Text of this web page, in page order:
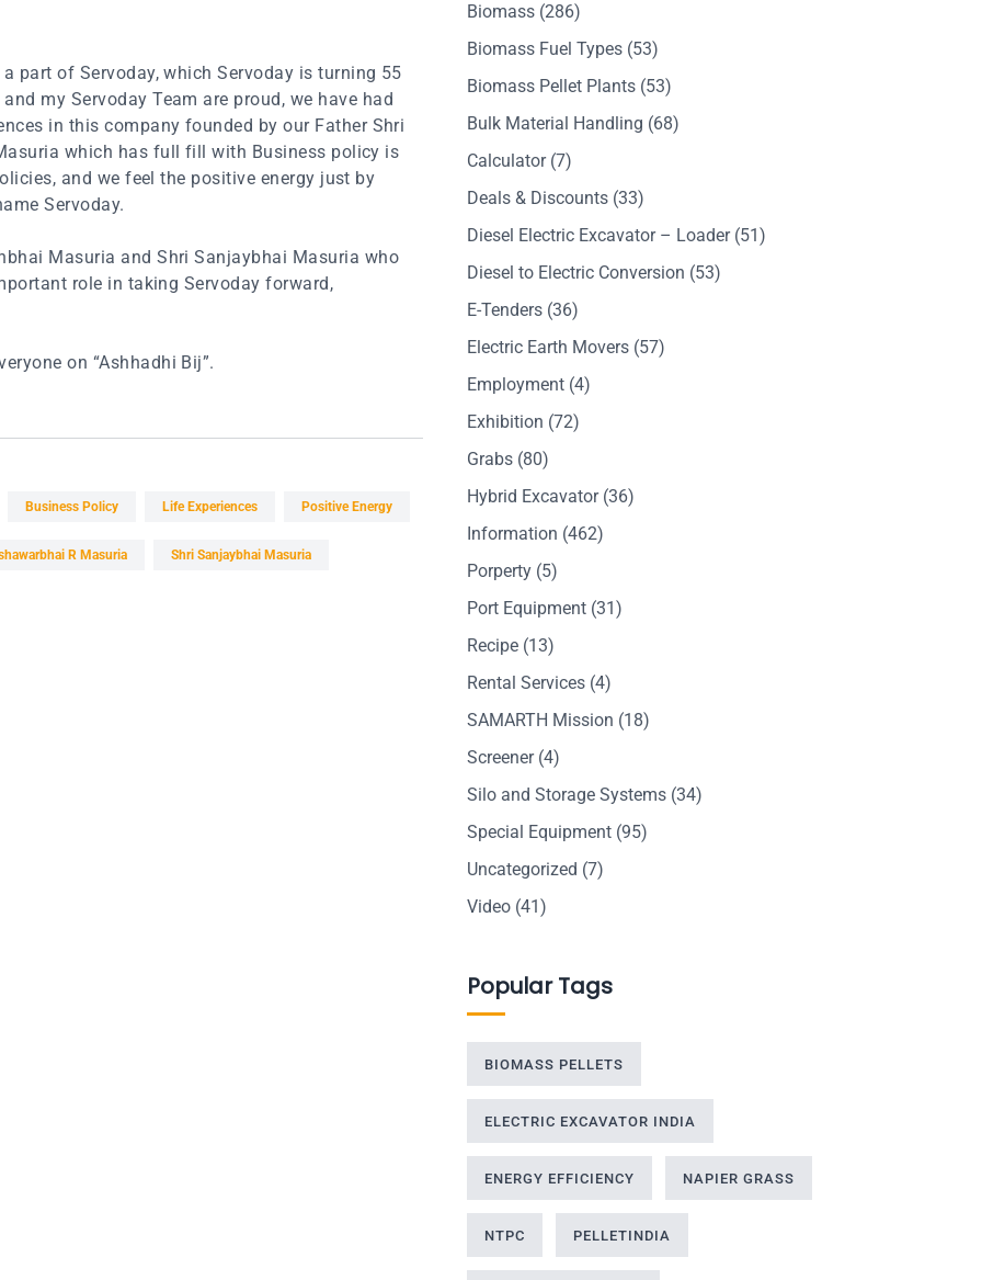
part of Servoday, which Servoday is turning 55
my Servoday Team are proud, we have had
in this company founded by our Father Shri
which has full fill with Business policy is
and we feel the positive energy just by
Servoday.
Masuria and Shri Sanjaybhai Masuria who
role in taking Servoday forward,
on “Ashhadhi Bij”.
Business Policy Life Experiences Positive Energy
R Masuria Shri Sanjaybhai Masuria
Biomass (286)
Biomass Fuel Types (53)
Biomass Pellet Plants (53)
Bulk Material Handling (68)
Calculator(7)
Deals & Discounts (33)
Diesel Electric Excavator – Loader(51)
Diesel to Electric Conversion (53)
E-Tenders (36)
Electric Earth Movers (57)
Employment (4)
Exhibition (72)
Grabs (80)
Hybrid Excavator(36)
Information (462)
Porperty (5)
Port Equipment (31)
Recipe (13)
Rental Services (4)
SAMARTH Mission (18)
Screener(4)
Silo and Storage Systems (34)
Special Equipment (95)
Uncategorized (7)
Video (41)
Popular Tags
BIOMASS PELLETS
ELECTRIC EXCAVATOR INDIA
ENERGY EFFICIENCY NAPIER GRASS
NTPC PELLETINDIA